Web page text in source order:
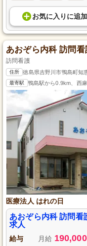
お気に入り に追加
あおぞら内科 訪問
訪問看護
住所 徳島県吉野川市鴨島町知
最寄駅 鴨島駅から0.9km、西
医療法人 はれの日
あおぞら内科 訪問看
求人
給与 月給 190,000